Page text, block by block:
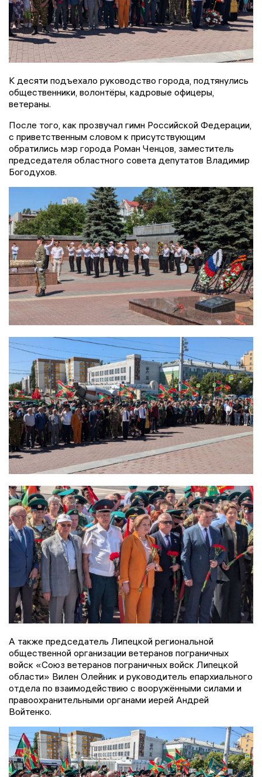
К десяти подъехало руководство города, подтянулись
общественники, волонтёры, кадровые офицеры,
ветераны.
После того, как прозвучал гимн Российской Федерации,
с приветственным словом к присутствующим
обратились мэр города Роман Ченцов, заместитель
председателя областного совета депутатов Владимир
Богодухов.
А также председатель Липецкой региональной
общественной организации ветеранов пограничных
войск «Союз ветеранов пограничных войск Липецкой
области» Вилен Олейник и руководитель епархиального
отдела по взаимодействию с вооружёнными силами и
правоохранительными органами иерей Андрей
Войтенко.